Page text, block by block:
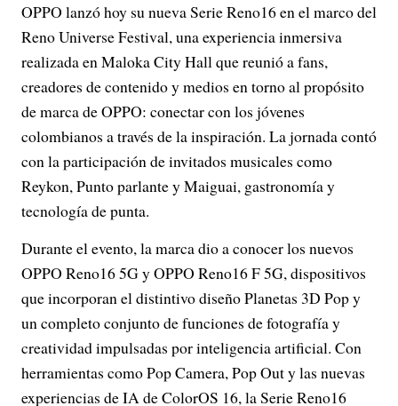
OPPO lanzó hoy su nueva Serie Reno16 en el marco del
Reno Universe Festival, una experiencia inmersiva
realizada en Maloka City Hall que reunió a fans,
creadores de contenido y medios en torno al propósito
de marca de OPPO: conectar con los jóvenes
colombianos a través de la inspiración. La jornada contó
con la participación de invitados musicales como
Reykon, Punto parlante y Maiguai, gastronomía y
tecnología de punta.
Durante el evento, la marca dio a conocer los nuevos
OPPO Reno16 5G y OPPO Reno16 F 5G, dispositivos
que incorporan el distintivo diseño Planetas 3D Pop y
un completo conjunto de funciones de fotografía y
creatividad impulsadas por inteligencia artificial. Con
herramientas como Pop Camera, Pop Out y las nuevas
experiencias de IA de ColorOS 16, la Serie Reno16